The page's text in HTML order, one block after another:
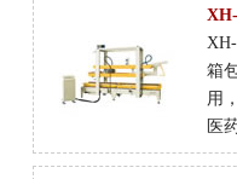
箱
用
医